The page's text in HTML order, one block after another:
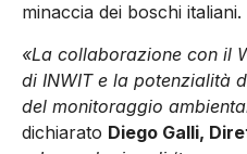
minaccia dei boschi italiani.
«La collaborazione con il
di INWIT e la potenzialità
del monitoraggio
dichiarato Diego Galli,